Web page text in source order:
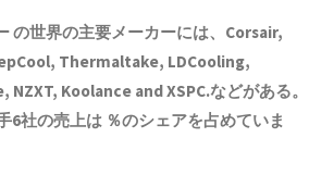
の世界の主要メーカーには、Corsair,
Thermaltake, LDCooling,
Koolance and XSPC.などがある。
6社の売上は ％のシェアを占めていま